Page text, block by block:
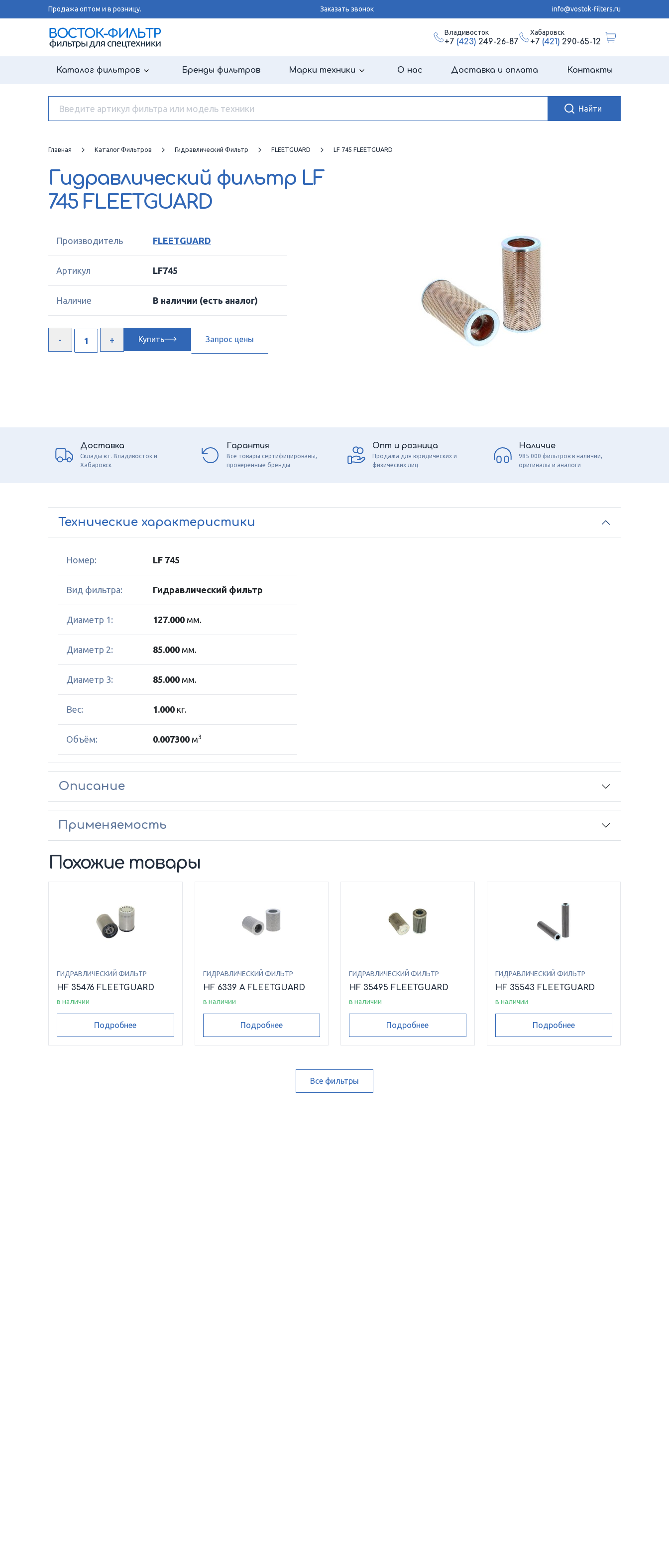
Продажа оптом и в розницу. Заказать звонок info@vostok-filters.ru
Владивосток
+7 (423)249-26-87
Хабаровск
+7 (421)290-65-12
Каталог фильтров Бренды фильтров Марки техники О нас Доставка и оплата Контакты
Главная Каталог Фильтров Гидравлический Фильтр FLEETGUARD LF 745 FLEETGUARD
Гидравлический фильтр LF
745 FLEETGUARD
Производитель FLEETGUARD
Артикул LF745
Наличие В наличии (есть аналог)
Купить Запрос цены
Доставка
Склады в г. Владивосток и
Хабаровск
Гарантия
Все товары сертифицированы,
проверенные бренды
Опт и розница
Продажа для юридических и
физических лиц
Наличие
985 000 фильтров в наличии,
оригиналы и аналоги
Технические характеристики
Номер: LF 745
Вид фильтра: Гидравлический фильтр
Диаметр 1: 127.000 мм.
Диаметр 2: 85.000 мм.
Диаметр 3: 85.000 мм.
Вес: 1.000 кг.
Объём: 0.007300 м3
Описание
Применяемость
Похожие товары
ГИДРАВЛИЧЕСКИЙ ФИЛЬТР
HF 35476 FLEETGUARD
в наличии
Подробнее
ГИДРАВЛИЧЕСКИЙ ФИЛЬТР
HF 6339 A FLEETGUARD
в наличии
Подробнее
ГИДРАВЛИЧЕСКИЙ ФИЛЬТР
HF 35495 FLEETGUARD
в наличии
Подробнее
ГИДРАВЛИЧЕСКИЙ ФИЛЬТР
HF 35543 FLEETGUARD
в наличии
Подробнее
Все фильтры